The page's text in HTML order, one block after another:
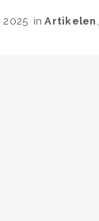
2025 in Artikelen ,